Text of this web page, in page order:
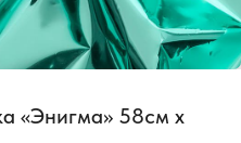
«Энигма» 58см х